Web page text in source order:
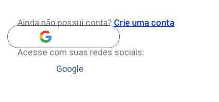
Ainda não possui conta? Crie uma conta
Acesse com suas redes sociais:
Google